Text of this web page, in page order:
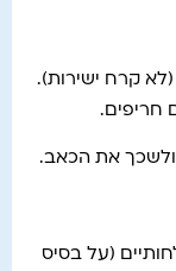
קרח ישירות).
חריפים.
ולשכך את הכאב.
(על בסיס